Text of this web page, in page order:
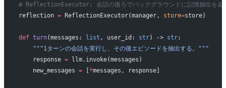
# ReflectionExecutor: 会話の後ろでバックグラウンドに記憶抽出を走
reflection = ReflectionExecutor(manager, store=store)
def turn(messages: list , user_id: str) -> str:
    """1ターンの会話を実行し、その後エピソードを抽出する。"""
    response
= llm.invoke(messages)
    new_messages
= [*messages, response]